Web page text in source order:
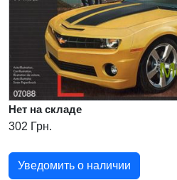
Нет на складе
302 Грн.
Уведомить о наличии